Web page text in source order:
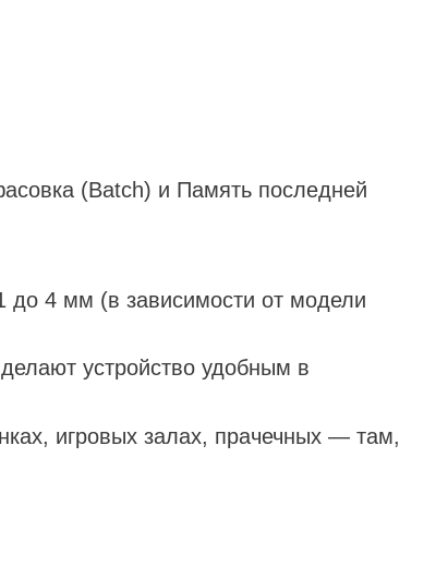
(Batch) и Память последней
до 4 мм (в зависимости от модели
устройство удобным в
игровых залах, прачечных — там,